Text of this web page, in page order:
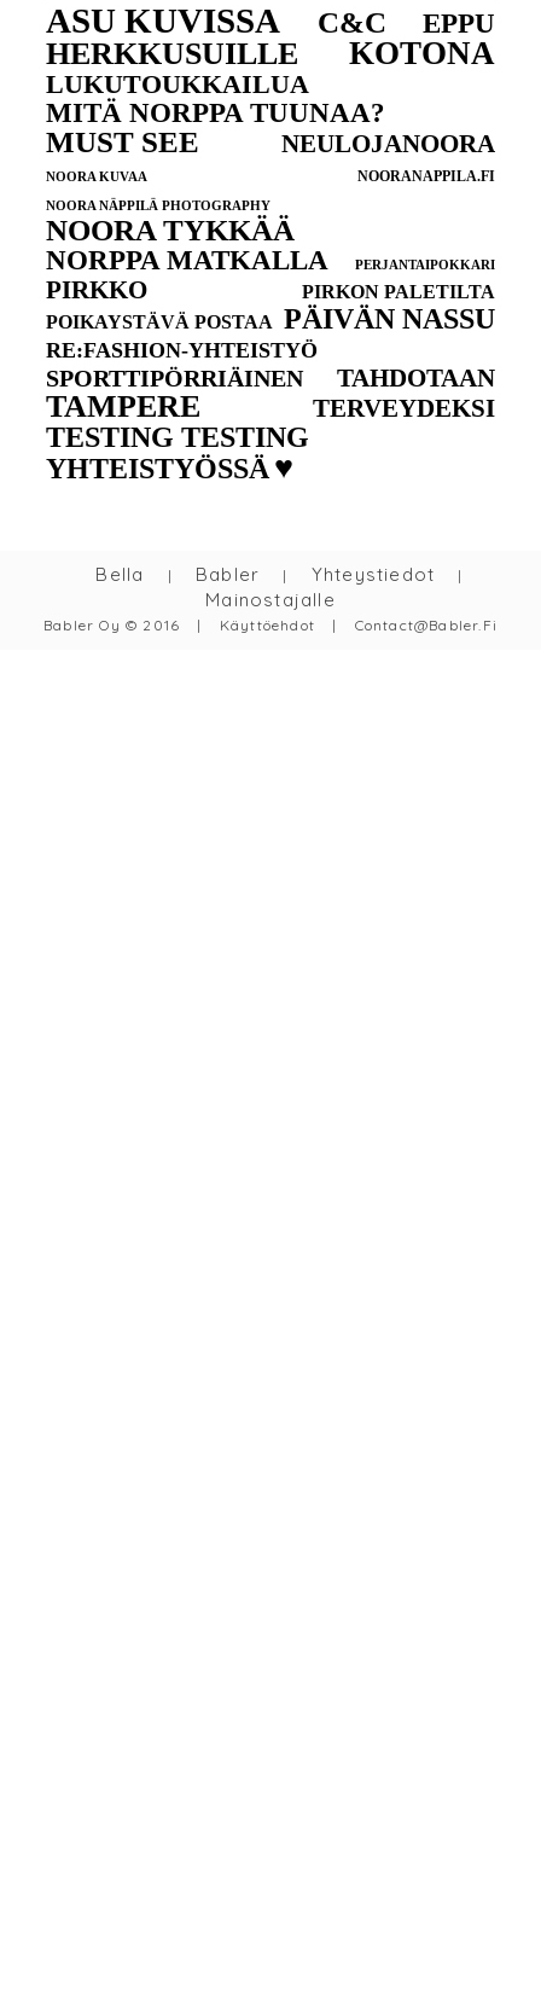
ASU KUVISSA C&C EPPU
HERKKUSUILLE KOTONA
LUKUTOUKKAILUA
MITÄ NORPPA TUUNAA?
MUST SEE NEULOJANOORA
NOORA KUVAA NOORANAPPILA.FI
NOORA NÄPPILÄ PHOTOGRAPHY
NOORA TYKKÄÄ
NORPPA MATKALLA PERJANTAIPOKKARI
PIRKKO
PIRKON PALETILTA
POIKAYSTÄVÄ POSTAA PÄIVÄN NASSU
RE:FASHION-YHTEISTYÖ
SPORTTIPÖRRIÄINEN TAHDOTAAN
TAMPERE TERVEYDEKSI
TESTING TESTING
YHTEISTYÖSSÄ ♥
Bella | Babler | Yhteystiedot |
Mainostajalle
Babler Oy © 2016 | Käyttöehdot | Contact@babler.fi